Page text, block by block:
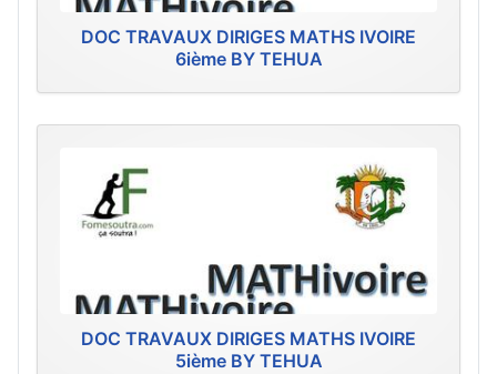
DOC TRAVAUX DIRIGES MATHS IVOIRE
6ième BY TEHUA
DOC TRAVAUX DIRIGES MATHS IVOIRE
5ième BY TEHUA